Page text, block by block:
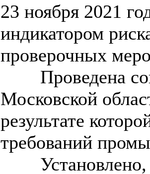
23 ноября 2021
индикатором
проверочных
Проведена
Московской
результате
требований